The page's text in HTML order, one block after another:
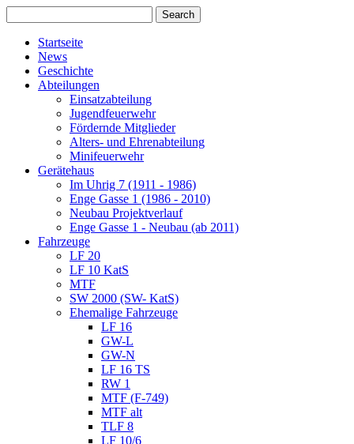
Startseite
News
Geschichte
Abteilungen
Einsatzabteilung
Jugendfeuerwehr
Fördernde Mitglieder
Alters- und Ehrenabteilung
Minifeuerwehr
Gerätehaus
Im Uhrig 7 (1911 - 1986)
Enge Gasse 1 (1986 - 2010)
Neubau Projektverlauf
Enge Gasse 1 - Neubau (ab 2011)
Fahrzeuge
LF 20
LF 10 KatS
MTF
SW 2000 (SW- KatS)
Ehemalige Fahrzeuge
LF 16
GW-L
GW-N
LF 16 TS
RW 1
MTF (F-749)
MTF alt
TLF 8
LF 10/6